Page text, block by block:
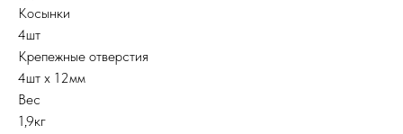
Косынки
4шт
Крепежные отверстия
4шт х 12мм
Вес
1,9кг